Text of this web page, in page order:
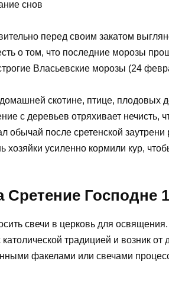
перед своим закатом
о том, что последние морозы
Власьевские морозы (24
скотине, птице, плодовых
с деревьев отряхивает нечисть,
обычай после сретенской заутрени
усиленно кормили кур,
Сретение Господне
свечи в церковь для
традицией и возник от
факелами или свечами